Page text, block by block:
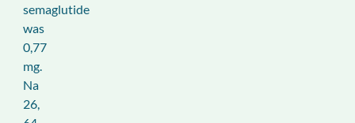
semaglutide
was
0,77
mg.
Na
26,